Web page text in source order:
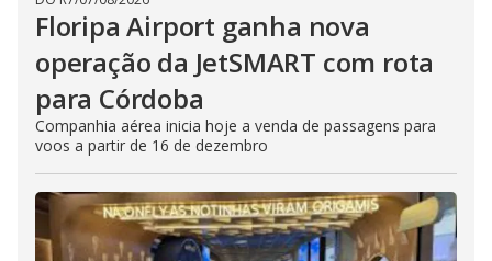
Floripa Airport ganha nova
operação da JetSMART com rota
para Córdoba
Companhia aérea inicia hoje a venda de passagens para
voos a partir de 16 de dezembro